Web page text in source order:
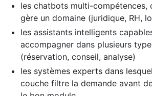
les chatbots multi-compétences,
gère un domaine (juridique, RH,
les assistants intelligents
accompagner dans plusieurs
(réservation, conseil, analyse)
les systèmes experts dans
couche filtre la demande avant